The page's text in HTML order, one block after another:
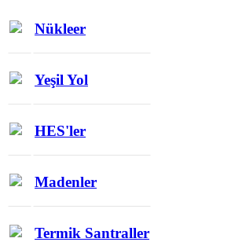
Nükleer
Yeşil Yol
HES'ler
Madenler
Termik Santraller